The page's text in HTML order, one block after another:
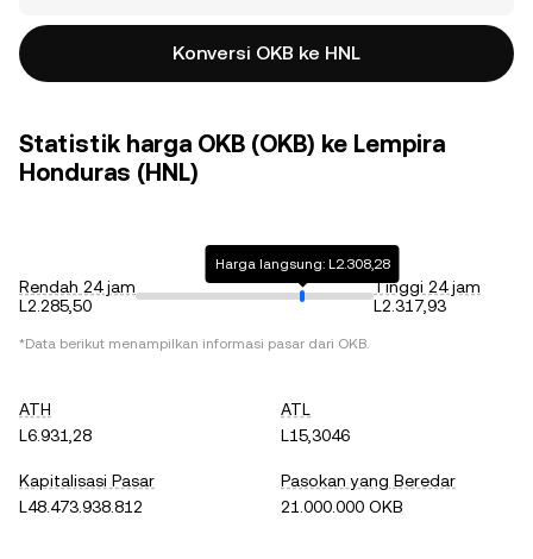
Konversi OKB ke HNL
Statistik harga OKB (OKB) ke Lempira
Honduras (HNL)
Rendah 24 jam
L2.285,50
Harga langsung: L2.308,28
Tinggi 24 jam
L2.317,93
*Data berikut menampilkan informasi pasar dari OKB.
ATH
L6.931,28
ATL
L15,3046
Kapitalisasi Pasar
L48.473.938.812
Pasokan yang Beredar
21.000.000 OKB